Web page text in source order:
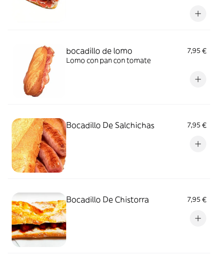
bocadillo de lomo
7,95 €
Lomo con pan con tomate
Bocadillo De Salchichas 7,95 €
Bocadillo De Chistorra 7,95 €